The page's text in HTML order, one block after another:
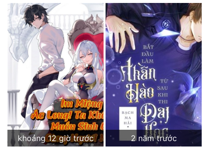
Đông Phương Huyền Huyễn
Đồng Nhân
Cẩu Đạo Trường Sinh
Truyện Nam
Truyện Nữ
Vô Địch Lưu
khoảng 12 giờ trước
2 năm trước